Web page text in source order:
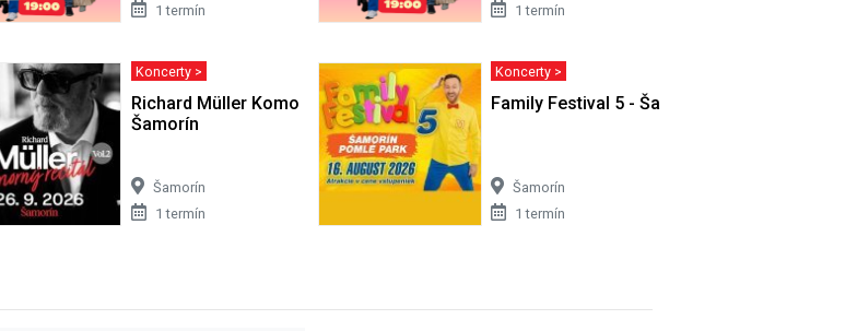
1 termín
1 termín
Koncerty >
Richard Müller Komorný Recitál -
Šamorín
Šamorín
1 termín
Koncerty >
Family Festival 5 - Šamorín
Šamorín
1 termín